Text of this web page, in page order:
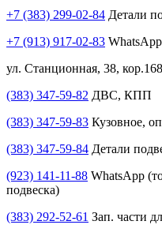
+7 (383) 299-02-84 Детали
+7 (913) 917-02-83 WhatsApp
ул. Станционная, 38, кор.168
(383) 347-59-82 ДВС, КПП
(383) 347-59-83 Кузовное,
(383) 347-59-84 Детали
(923) 141-11-88 WhatsApp
подвеска)
(383) 292-52-61 Зап. части